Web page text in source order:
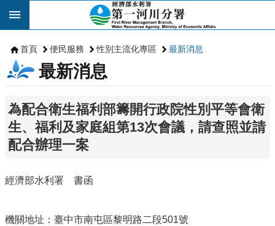
跳到主要內容區塊
首頁 便民服務 性別主流化專區 最新消息
最新消息
為配合衛生福利部籌開行政院性別平等會衛
生、福利及家庭組第13次會議，請查照並請
配合辦理一案
經濟部水利署 書函
機關地址：臺中市南屯區黎明路二段501號